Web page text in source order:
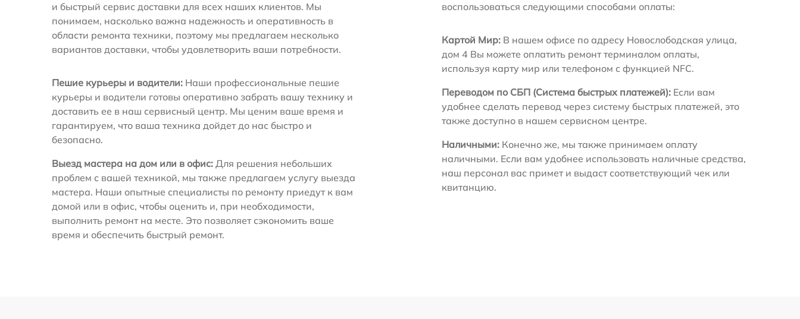
и быстрый сервис доставки для всех наших клиентов. Мы
понимаем, насколько важна надежность и оперативность в
области ремонта техники, поэтому мы предлагаем несколько
вариантов доставки, чтобы удовлетворить ваши потребности.
Пешие курьеры и водители: Наши профессиональные пешие
курьеры и водители готовы оперативно забрать вашу технику и
доставить ее в наш сервисный центр. Мы ценим ваше время и
гарантируем, что ваша техника дойдет до нас быстро и
безопасно.
Выезд мастера на дом или в офис: Для решения небольших
проблем с вашей техникой, мы также предлагаем услугу выезда
мастера. Наши опытные специалисты по ремонту приедут к вам
домой или в офис, чтобы оценить и, при необходимости,
выполнить ремонт на месте. Это позволяет сэкономить ваше
время и обеспечить быстрый ремонт.
воспользоваться следующими способами оплаты:
Картой Мир: В нашем офисе по адресу Новослободская улица,
дом 4 Вы можете оплатить ремонт терминалом оплаты,
используя карту мир или телефоном с функцией NFC.
Переводом по СБП (Система быстрых платежей): Если вам
удобнее сделать перевод через систему быстрых платежей, это
также доступно в нашем сервисном центре.
Наличными: Конечно же, мы также принимаем оплату
наличными. Если вам удобнее использовать наличные средства,
наш персонал вас примет и выдаст соответствующий чек или
квитанцию.